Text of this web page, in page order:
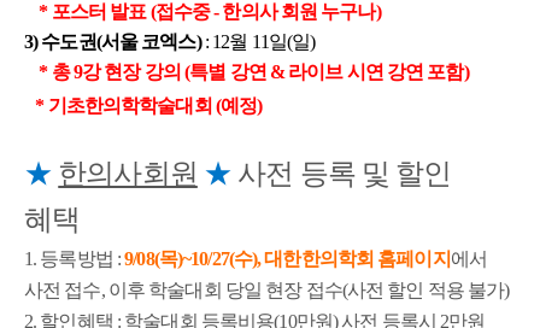
* 포스터 발표 (접수중 - 한의사 회원 누구나)
3) 수도권(서울 코엑스): 12월 11일(일)
* 총 9강 현장 강의 (특별 강연 & 라이브 시연 강연 포함)
* 기초한의학학술대회 (예정)
★ 한의사회원 ★ 사전 등록 및 할인
혜택
1. 등록방법 :9/08(목)~10/27(수), 대한한의학회 홈페이지 에서
사전 접수, 이후 학술대회 당일 현장 접수(사전 할인 적용 불가)
2. 할인혜택 : 학술대회 등록비용(10만원)사전 등록시 2만원